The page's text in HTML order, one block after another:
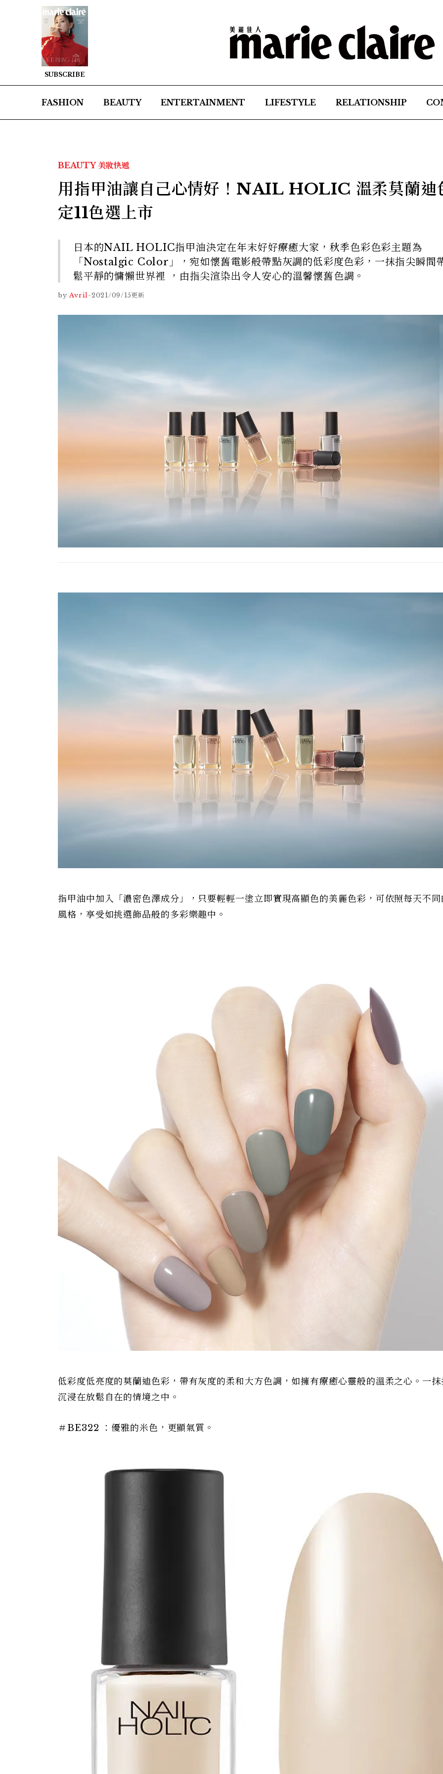
SUBSCRIBE
FASHION BEAUTY ENTERTAINMENT LIFESTYLE RELATIONSHIP
BEAUTY 美妝快遞
用指甲油讓自己心情好！NAIL HOLIC 溫柔莫蘭迪
定11色選上市
日本的NAIL HOLIC指甲油決定在年末好好療癒大家，秋季色彩色彩主題為
「Nostalgic Color」，宛如懷舊電影般帶點灰調的低彩度色彩，一抹指尖瞬間
鬆平靜的慵懶世界裡 ，由指尖渲染出令人安心的溫馨懷舊色調。
by Avril-2021/09/15更新
指甲油中加入「濃密色澤成分」，只要輕輕一塗立即實現高顯色的美麗色彩，可依照每天不
風格，享受如挑選飾品般的多彩樂趣中。
低彩度低亮度的莫蘭迪色彩，帶有灰度的柔和大方色調，如擁有療癒心靈般的溫柔之心。一
沉浸在放鬆自在的情境之中。
＃BE322 ：優雅的米色，更顯氣質。